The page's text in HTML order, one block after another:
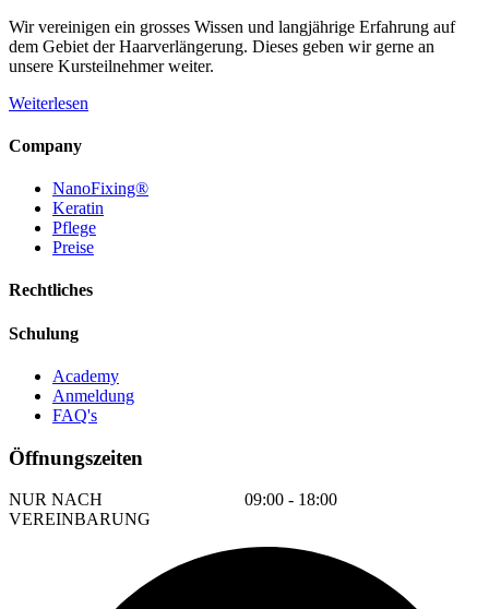
Wir vereinigen ein grosses Wissen und langjährige Erfahrung auf
dem Gebiet der Haarverlängerung. Dieses geben wir gerne an
unsere Kursteilnehmer weiter.
Weiterlesen
Company
NanoFixing®
Keratin
Pflege
Preise
Rechtliches
Schulung
Academy
Anmeldung
FAQ's
Öffnungszeiten
NUR NACH
VEREINBARUNG
09:00 - 18:00